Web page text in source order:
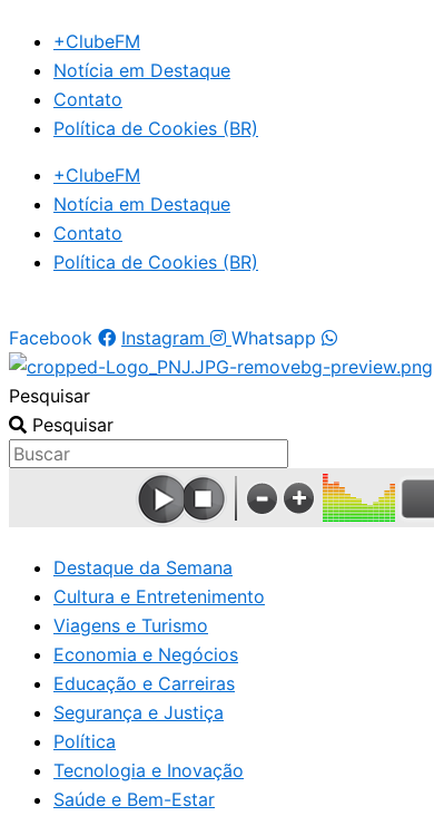
para
conteúdo
+ClubeFM
Notícia em Destaque
Contato
Política de Cookies (BR)
+ClubeFM
Notícia em Destaque
Contato
Política de Cookies (BR)
Facebook Instagram Whatsapp
Pesquisar
Pesquisar
Destaque da Semana
Cultura e Entretenimento
Viagens e Turismo
Economia e Negócios
Educação e Carreiras
Segurança e Justiça
Política
Tecnologia e Inovação
Saúde e Bem-Estar